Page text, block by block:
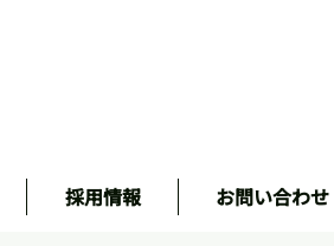
採用情報 お問い合わせ